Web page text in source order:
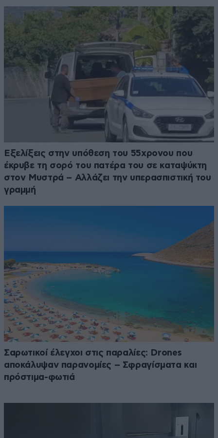
Εξελίξεις στην υπόθεση του 55χρονου που
έκρυβε τη σορό του πατέρα του σε καταψύκτη
στον Μυστρά – Αλλάζει την υπερασπιστική του
γραμμή
Σαρωτικοί έλεγχοι στις παραλίες: Drones
αποκάλυψαν παρανομίες – Σφραγίσματα και
πρόστιμα-φωτιά